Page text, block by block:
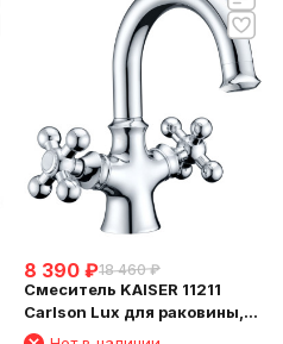
8 390 ₽18 460 ₽
Смеситель KAISER 11211
Carlson Lux для раковины,
хром